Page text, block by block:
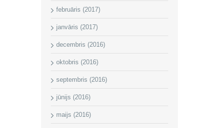
februāris (2017)
janvāris (2017)
decembris (2016)
oktobris (2016)
septembris (2016)
jūnijs (2016)
maijs (2016)